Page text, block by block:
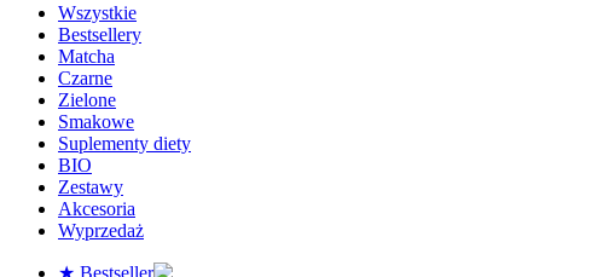
Wszystkie
Bestsellery
Matcha
Czarne
Zielone
Smakowe
Suplementy diety
BIO
Zestawy
Akcesoria
Wyprzedaż
★ Bestseller